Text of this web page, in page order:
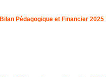
Bilan Pédagogique et Financier 2025